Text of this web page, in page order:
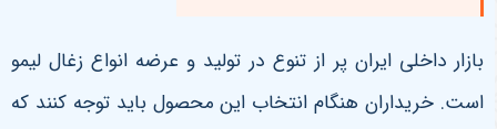
بازار داخلی ایران پر از تنوع در تولید و عرضه انواع زغال لیمو
است. خریداران هنگام انتخاب این محصول باید توجه کنند که